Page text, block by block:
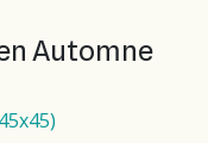
Automne